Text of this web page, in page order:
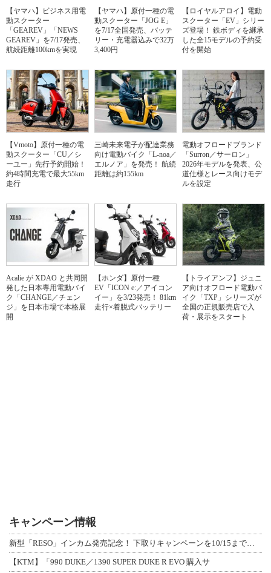
【ヤマハ】ビジネス用電
動スクーター
「GEAREV」「NEWS
GEAREV」を7/17発売、
航続距離100kmを実現
【ヤマハ】原付一種の電
動スクーター「JOG E」
を7/17全国発売、バッテ
リー・充電器込みで32万
3,400円
【ロイヤルアロイ】電動
スクーター「EV」シリー
ズ登場！ 鉄ボディを継承
した全15モデルの予約受
付を開始
【Vmoto】原付一種の電
動スクーター「CU／シ
ーユー」先行予約開始！
約4時間充電で最大55km
走行
三崎未来電子が配達業務
向け電動バイク「L-noa／
エルノア」を発売！ 航続
距離は約155km
電動オフロードブランド
「Surron／サーロン」
2026年モデルを発表、公
道仕様とレース向けモデ
ルを設定
Acalie が XDAO と共同開
発した日本専用電動バイ
ク「CHANGE／チェン
ジ」を日本市場で本格展
開
【ホンダ】原付一種
EV「ICON e:／アイコン
イー」を3/23発売！ 81km
走行×着脱式バッテリー
【トライアンフ】ジュニ
ア向けオフロード電動バ
イク「TXP」シリーズが
全国の正規販売店で入
荷・展示をスタート
キャンペーン情報
【KTM】「990 DUKE／1390 SUPER DUKE R EVO 購入サ